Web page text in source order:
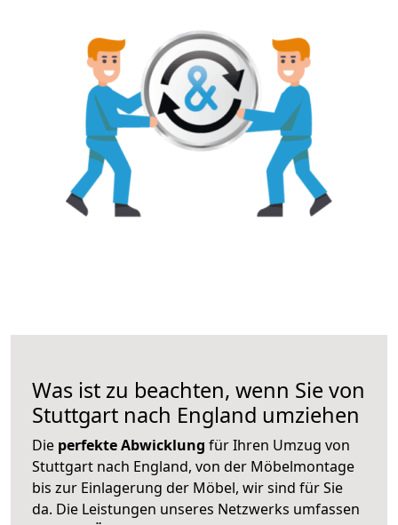
Was ist zu beachten, wenn Sie von
Stuttgart nach England umziehen
Die perfekte Abwicklung für Ihren Umzug von
Stuttgart nach England, von der Möbelmontage
bis zur Einlagerung der Möbel, wir sind für Sie
da. Die Leistungen unseres Netzwerks umfassen